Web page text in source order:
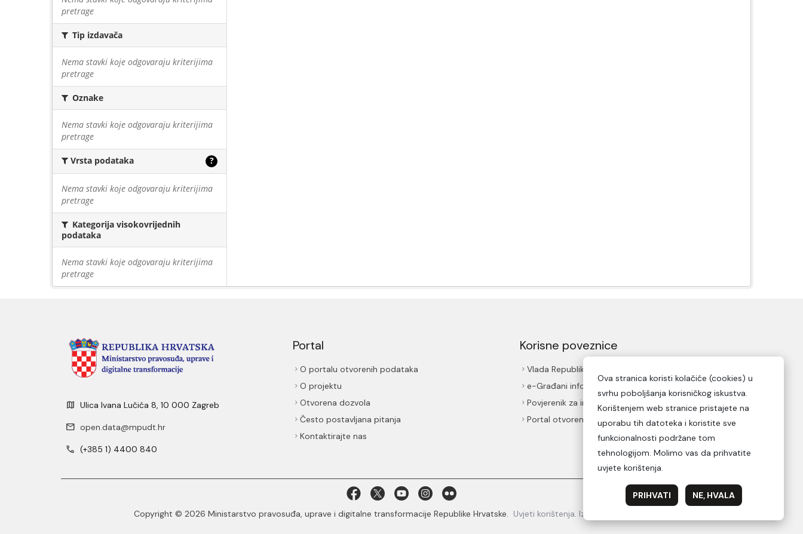
pretrage
Tip izdavača
Nema stavki koje odgovaraju kriterijima
pretrage
Oznake
Nema stavki koje odgovaraju kriterijima
pretrage
Vrsta podataka ?
Nema stavki koje odgovaraju kriterijima
pretrage
Kategorija visokovrijednih
podataka
Nema stavki koje odgovaraju kriterijima
pretrage